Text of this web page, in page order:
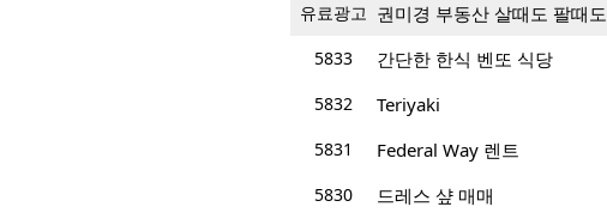
유료광고 권미경 부동산 살때도 팔때도
5833
간단한 한식 벤또 식당
5832
Teriyaki
5831
Federal Way 렌트
5830
드레스 샾 매매